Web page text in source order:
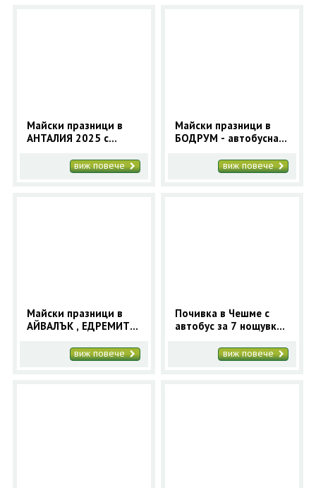
Майски празници в
АНТАЛИЯ 2025 с
Orient 99виж повече
Майски празници в
БОДРУМ - автобусна
- Orient 99виж повече
Майски празници в
АЙВАЛЪК , ЕДРЕМИТ -
5 нощувки - Orient 99
виж повече
Почивка в Чешме с
автобус за 7 нощувки |
виж повече